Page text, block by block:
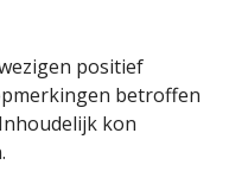
positief
betroffen
kon